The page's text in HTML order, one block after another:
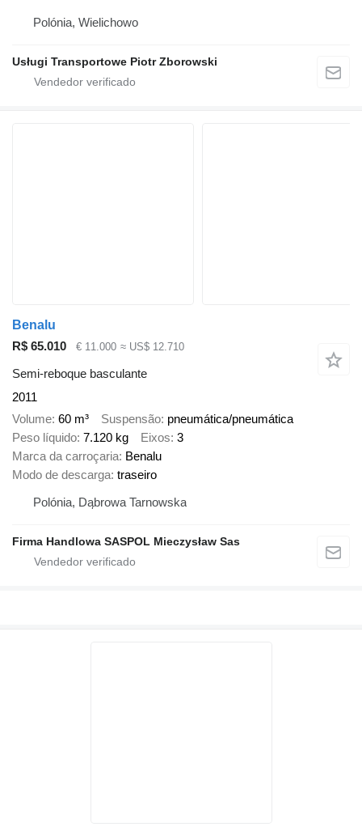
Polónia, Wielichowo
Usługi Transportowe Piotr Zborowski
Benalu
R$ 65.010
€ 11.000 ≈ US$ 12.710
Semi-reboque basculante
2011
Volume 60 m³ Suspensão pneumática/pneumática
Peso líquido 7.120 kg Eixos 3
Marca da carroçaria Benalu
Modo de descarga traseiro
Polónia, Dąbrowa Tarnowska
Firma Handlowa SASPOL Mieczysław Sas